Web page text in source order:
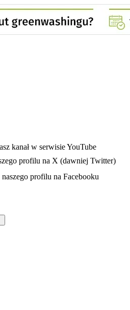
karcie
w nowej karcie
kanał w serwisie YouTube
profilu na X (dawniej Twitter)
się w nowej karcieprofilu na Facebooku